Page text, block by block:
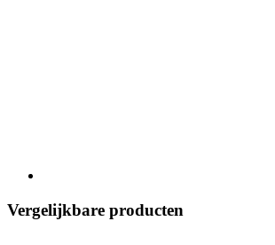
Vergelijkbare producten